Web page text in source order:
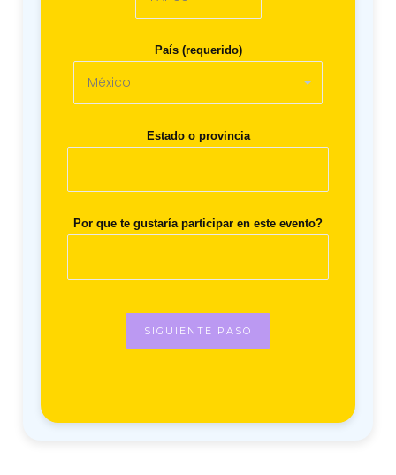
País (requerido)
Estado o provincia
Por que te gustaría participar en este evento?